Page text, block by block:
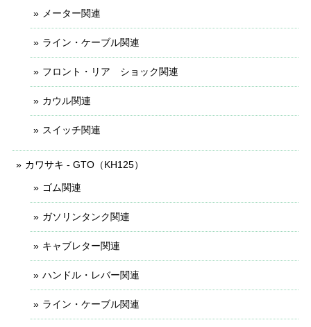
メーター関連
ライン・ケーブル関連
フロント・リア ショック関連
カウル関連
スイッチ関連
カワサキ - GTO（KH125）
ゴム関連
ガソリンタンク関連
キャブレター関連
ハンドル・レバー関連
ライン・ケーブル関連